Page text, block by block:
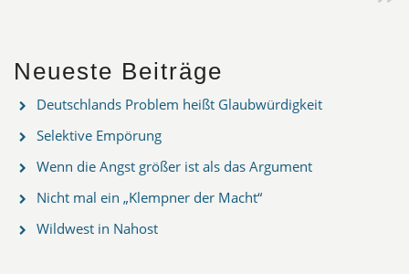
Neueste Beiträge
Deutschlands Problem heißt Glaubwürdigkeit
Selektive Empörung
Wenn die Angst größer ist als das Argument
Nicht mal ein „Klempner der Macht“
Wildwest in Nahost